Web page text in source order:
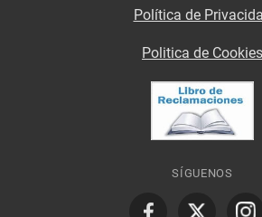
Política de
Politica de Cookies
SÍGUENOS